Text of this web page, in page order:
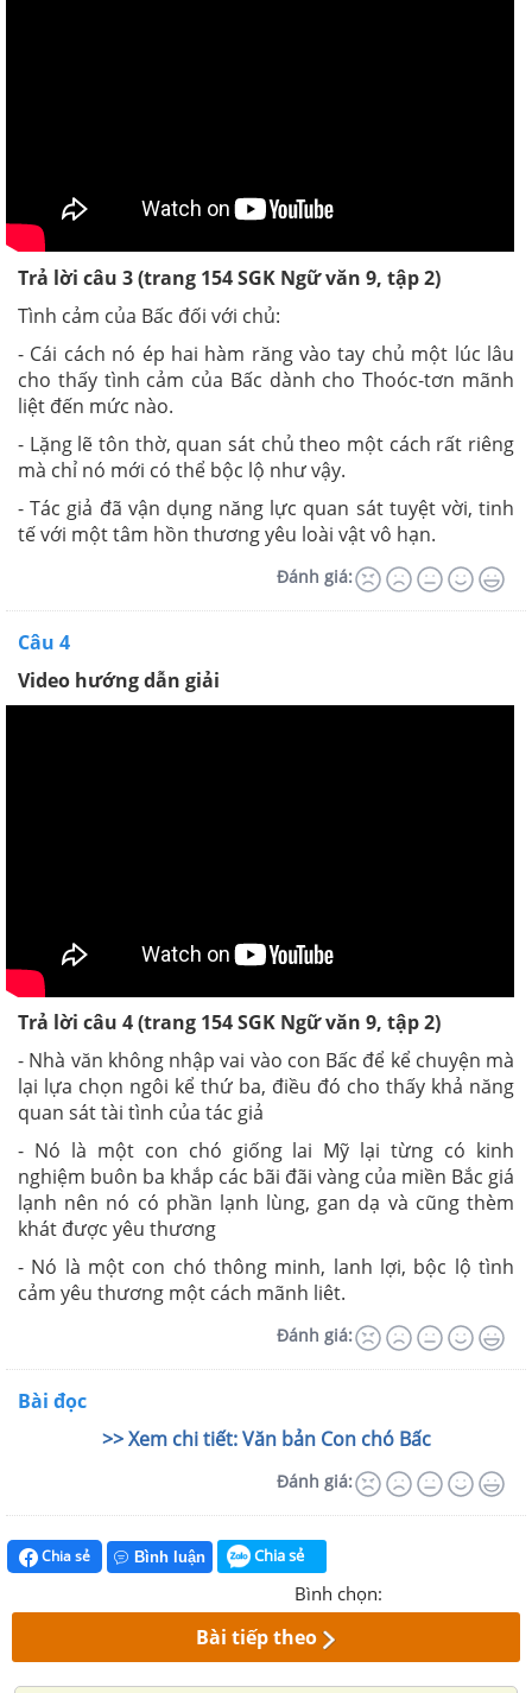
Trả lời câu 3 (trang 154 SGK Ngữ văn 9, tập 2)
Tình cảm của Bấc đối với chủ:
- Cái cách nó ép hai hàm răng vào tay chủ một lúc lâu
cho thấy tình cảm của Bấc dành cho Thoóc-tơn mãnh
liệt đến mức nào.
- Lặng lẽ tôn thờ, quan sát chủ theo một cách rất riêng
mà chỉ nó mới có thể bộc lộ như vậy.
- Tác giả đã vận dụng năng lực quan sát tuyệt vời, tinh
tế với một tâm hồn thương yêu loài vật vô hạn.
Đánh giá:
Câu 4
Video hướng dẫn giải
Trả lời câu 4 (trang 154 SGK Ngữ văn 9, tập 2)
- Nhà văn không nhập vai vào con Bấc để kể chuyện mà
lại lựa chọn ngôi kể thứ ba, điều đó cho thấy khả năng
quan sát tài tình của tác giả
- Nó là một con chó giống lai Mỹ lại từng có kinh
nghiệm buôn ba khắp các bãi đãi vàng của miền Bắc giá
lạnh nên nó có phần lạnh lùng, gan dạ và cũng thèm
khát được yêu thương
- Nó là một con chó thông minh, lanh lợi, bộc lộ tình
cảm yêu thương một cách mãnh liêt.
Đánh giá:
Bài đọc
>> Xem chi tiết: Văn bản Con chó Bấc
Đánh giá:
Chia sẻ Bình luận Chia sẻ
Bình chọn:
Bài tiếp theo